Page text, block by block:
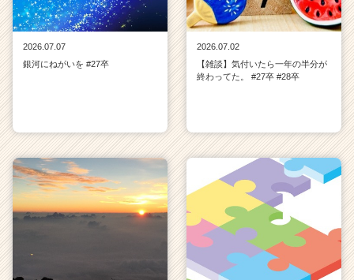
2026.07.07
銀河にねがいを #27卒
2026.07.02
【雑談】気付いたら一年の半分が
終わってた。 #27卒 #28卒